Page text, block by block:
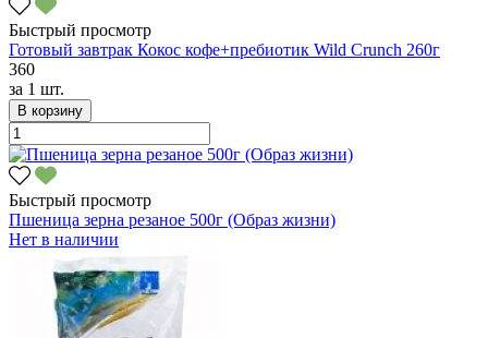
Быстрый просмотр
Готовый завтрак Кокос кофе+пребиотик Wild Crunch 260г
360
за 1 шт.
В корзину
Быстрый просмотр
Пшеница зерна резаное 500г (Образ жизни)
Нет в наличии